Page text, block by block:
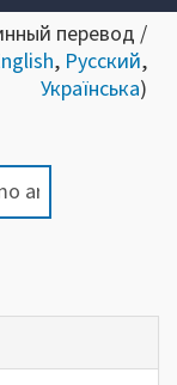
перевод /
, Русский,
Українська)